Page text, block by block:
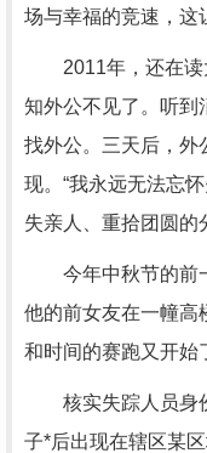
场与幸福的竞速，这
2011年，还在读
知外公不见了。听到
找外公。三天后，外
现。“我永远无法忘
失亲人、重拾团圆的
今年中秋节的前一
他的前女友在一幢高
和时间的赛跑又开始
核实失踪人员身份
子*后出现在辖区某